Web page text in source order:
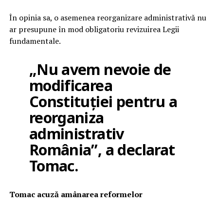
În opinia sa, o asemenea reorganizare administrativă nu
ar presupune în mod obligatoriu revizuirea Legii
fundamentale.
„Nu avem nevoie de
modificarea
Constituției pentru a
reorganiza
administrativ
România”, a declarat
Tomac.
Tomac acuză amânarea reformelor